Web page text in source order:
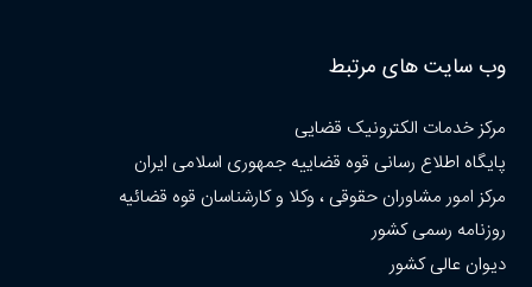
وب سایت های مرتبط
مرکز خدمات الکترونیک قضایی
پایگاه اطلاع رسانی قوه قضاییه جمهوری اسلامی ایران
مرکز امور مشاوران حقوقی ، وکلا و کارشناسان قوه قضائیه
روزنامه رسمی کشور
دیوان عالی کشور